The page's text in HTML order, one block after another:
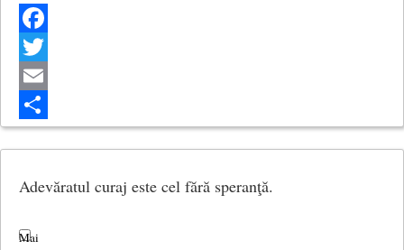
Facebook
Twitter
Email
Share
Adevăratul curaj este cel fără speranţă.